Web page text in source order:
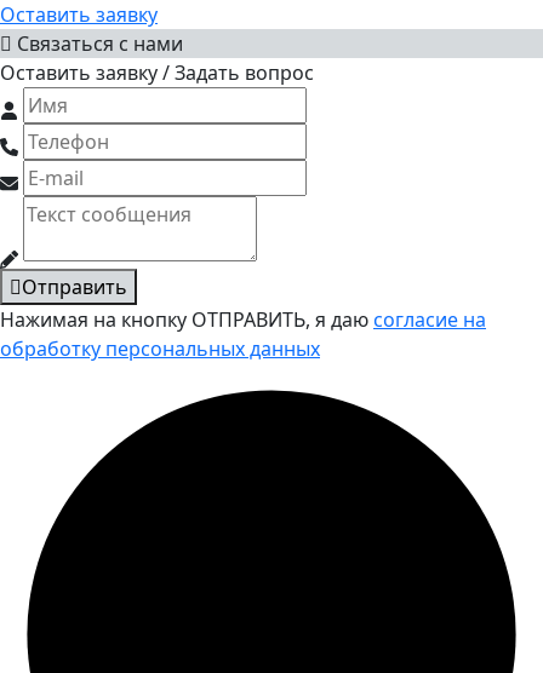
Оставить заявку
Связаться с нами
Оставить заявку / Задать вопрос
Отправить
Нажимая на кнопку ОТПРАВИТЬ, я даюсогласие на
обработку персональных данных